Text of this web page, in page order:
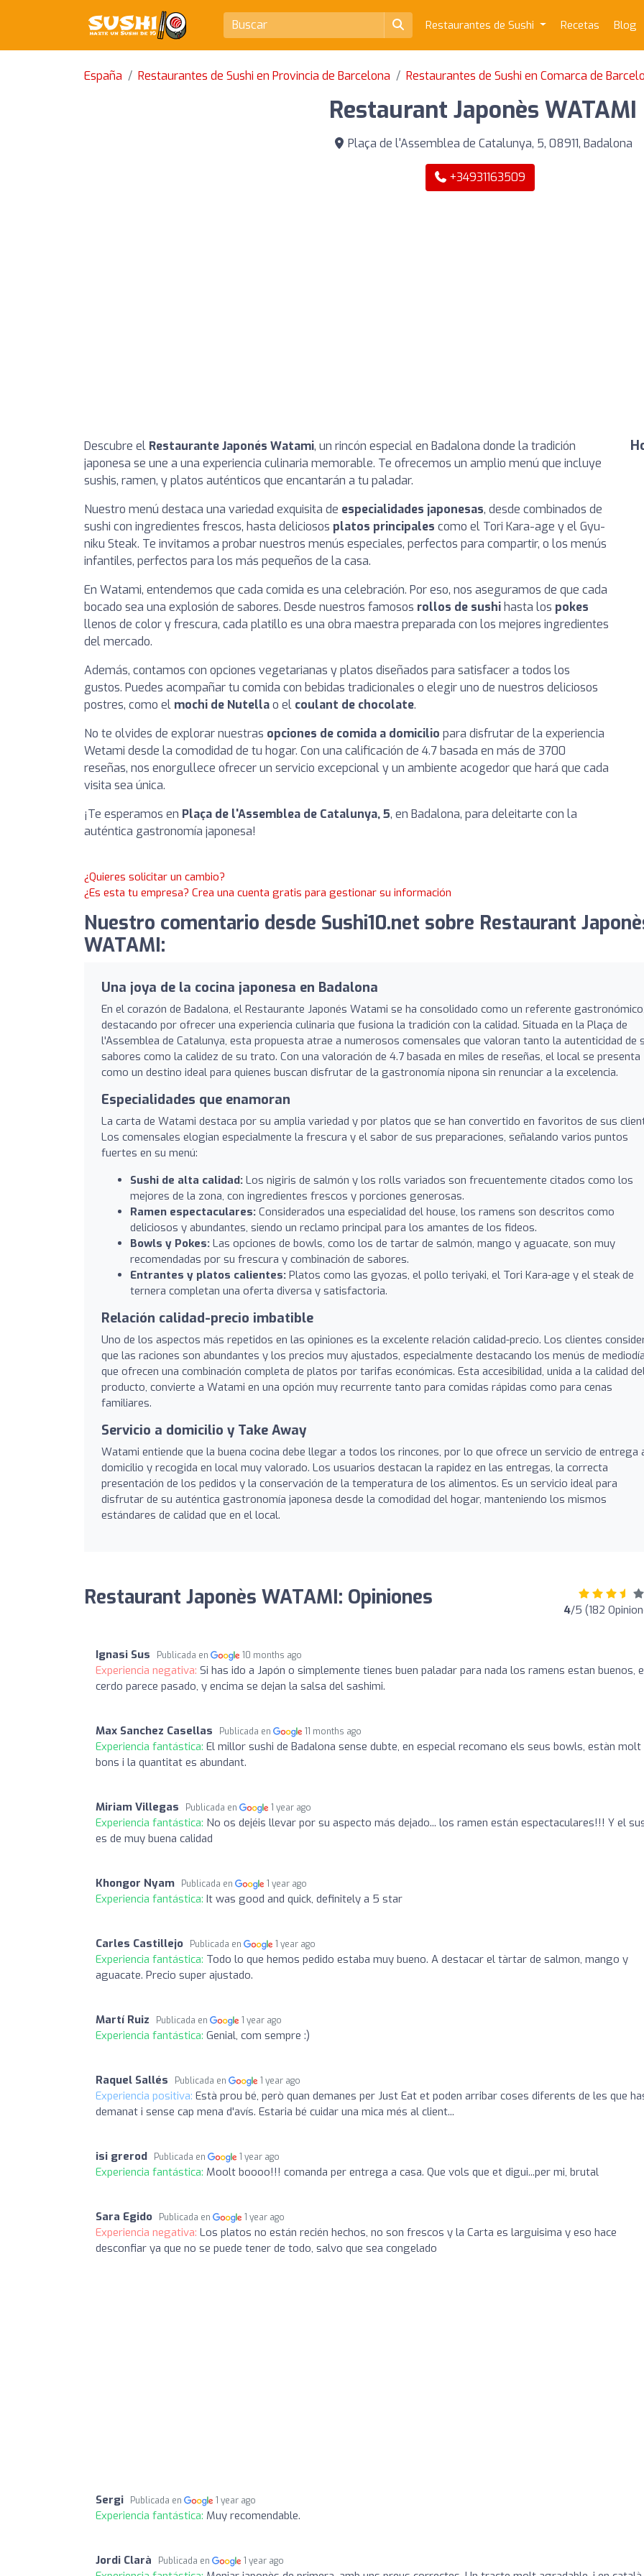
Restaurantes de Sushi Recetas Blog
España Restaurantes de Sushi en Provincia de Barcelona Restaurantes de Sushi en Comarca de
Restaurant Japonès WATAMI
Plaça de l'Assemblea de Catalunya, 5, 08911, Badalona
+34931163509
Descubre el Restaurante Japonés Watami, un rincón especial en Badalona donde la tradición
japonesa se une a una experiencia culinaria memorable. Te ofrecemos un amplio menú que incluye
sushis, ramen, y platos auténticos que encantarán a tu paladar.
Nuestro menú destaca una variedad exquisita de especialidades japonesas, desde combinados de
sushi con ingredientes frescos, hasta deliciosos platos principales como el Tori Kara-age y el Gyu-
niku Steak. Te invitamos a probar nuestros menús especiales, perfectos para compartir, o los menús
infantiles, perfectos para los más pequeños de la casa.
En Watami, entendemos que cada comida es una celebración. Por eso, nos aseguramos de que cada
bocado sea una explosión de sabores. Desde nuestros famosos rollos de sushi hasta los pokes
llenos de color y frescura, cada platillo es una obra maestra preparada con los mejores ingredientes
del mercado.
Además, contamos con opciones vegetarianas y platos diseñados para satisfacer a todos los
gustos. Puedes acompañar tu comida con bebidas tradicionales o elegir uno de nuestros deliciosos
postres, como el mochi de Nutellao el coulant de chocolate.
No te olvides de explorar nuestras opciones de comida a domicilio para disfrutar de la experiencia
Wetami desde la comodidad de tu hogar. Con una calificación de 4.7 basada en más de 3700
reseñas, nos enorgullece ofrecer un servicio excepcional y un ambiente acogedor que hará que cada
visita sea única.
¡Te esperamos en Plaça de l'Assemblea de Catalunya, 5, en Badalona, para deleitarte con la
auténtica gastronomía japonesa!
¿Quieres solicitar un cambio?
¿Es esta tu empresa? Crea una cuenta gratis para gestionar su información
Nuestro comentario desde Sushi10.net sobre Restaurant
WATAMI:
Una joya de la cocina japonesa en Badalona
En el corazón de Badalona, el Restaurante Japonés Watami se ha consolidado como un referente
destacando por ofrecer una experiencia culinaria que fusiona la tradición con la calidad. Situada en la Plaça de
l'Assemblea de Catalunya, esta propuesta atrae a numerosos comensales que valoran tanto la autenticidad de
sabores como la calidez de su trato. Con una valoración de 4.7 basada en miles de reseñas, el local se presenta
como un destino ideal para quienes buscan disfrutar de la gastronomía nipona sin renunciar a la excelencia.
Especialidades que enamoran
La carta de Watami destaca por su amplia variedad y por platos que se han convertido en favoritos de sus
Los comensales elogian especialmente la frescura y el sabor de sus preparaciones, señalando varios puntos
fuertes en su menú:
Sushi de alta calidad: Los nigiris de salmón y los rolls variados son frecuentemente citados como los
mejores de la zona, con ingredientes frescos y porciones generosas.
Ramen espectaculares: Considerados una especialidad del house, los ramens son descritos como
deliciosos y abundantes, siendo un reclamo principal para los amantes de los fideos.
Bowls y Pokes: Las opciones de bowls, como los de tartar de salmón, mango y aguacate, son muy
recomendadas por su frescura y combinación de sabores.
Entrantes y platos calientes: Platos como las gyozas, el pollo teriyaki, el Tori Kara-age y el steak de
ternera completan una oferta diversa y satisfactoria.
Relación calidad-precio imbatible
Uno de los aspectos más repetidos en las opiniones es la excelente relación calidad-precio. Los clientes
que las raciones son abundantes y los precios muy ajustados, especialmente destacando los menús de
que ofrecen una combinación completa de platos por tarifas económicas. Esta accesibilidad, unida a la calidad
producto, convierte a Watami en una opción muy recurrente tanto para comidas rápidas como para cenas
familiares.
Servicio a domicilio y Take Away
Watami entiende que la buena cocina debe llegar a todos los rincones, por lo que ofrece un servicio de entrega
domicilio y recogida en local muy valorado. Los usuarios destacan la rapidez en las entregas, la correcta
presentación de los pedidos y la conservación de la temperatura de los alimentos. Es un servicio ideal para
disfrutar de su auténtica gastronomía japonesa desde la comodidad del hogar, manteniendo los mismos
estándares de calidad que en el local.
Restaurant Japonès WATAMI: Opiniones 4/5 (182
Ignasi Sus Publicada en 10 months ago
Experiencia negativa: Si has ido a Japón o simplemente tienes buen paladar para nada los ramens estan buenos,
cerdo parece pasado, y encima se dejan la salsa del sashimi.
Max Sanchez Casellas Publicada en 11 months ago
Experiencia fantástica: El millor sushi de Badalona sense dubte, en especial recomano els seus bowls, estàn molt
bons i la quantitat es abundant.
Miriam Villegas Publicada en 1 year ago
Experiencia fantástica: No os dejéis llevar por su aspecto más dejado... los ramen están espectaculares!!! Y el
es de muy buena calidad
Khongor Nyam Publicada en 1 year ago
Experiencia fantástica: It was good and quick, definitely a 5 star
Carles Castillejo Publicada en 1 year ago
Experiencia fantástica: Todo lo que hemos pedido estaba muy bueno. A destacar el tàrtar de salmon, mango y
aguacate. Precio super ajustado.
Martí Ruiz Publicada en 1 year ago
Experiencia fantástica: Genial, com sempre :)
Raquel Sallés Publicada en 1 year ago
Experiencia positiva: Està prou bé, però quan demanes per Just Eat et poden arribar coses diferents de les que
demanat i sense cap mena d'avís. Estaria bé cuidar una mica més al client...
isi grerod Publicada en 1 year ago
Experiencia fantástica: Moolt boooo!!! comanda per entrega a casa. Que vols que et digui...per mi, brutal
Sara Egido Publicada en 1 year ago
Experiencia negativa: Los platos no están recién hechos, no son frescos y la Carta es larguisima y eso hace
desconfiar ya que no se puede tener de todo, salvo que sea congelado
Sergi Publicada en 1 year ago
Experiencia fantástica: Muy recomendable.
Jordi Clarà Publicada en 1 year ago